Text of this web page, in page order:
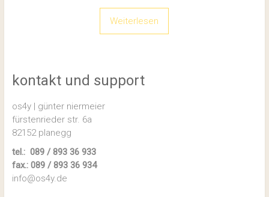
Weiterlesen
kontakt und support
os4y | günter niermeier
fürstenrieder str. 6a
82152 planegg
tel.: 089 / 893 36 933
fax.: 089 / 893 36 934
info@os4y.de